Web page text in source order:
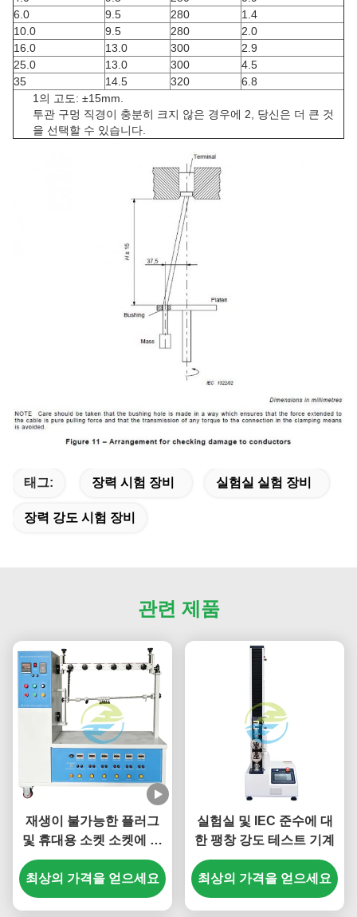
6.0
9.5 280
1.4
10.0
9.5 280
2.0
16.0
13.0 300
2.9
25.0
13.0 300
4.5
35
14.5 320
6.8
1의 고도: ±15mm.
투관 구멍 직경이 충분히 크지 않은 경우에 2, 당신은 더 큰 것
을 선택할 수 있습니다.
태그: 장력 시험 장비 실험실 실험 장비
장력 강도 시험 장비
관련 제품
재생이 불가능한 플러그
및 휴대용 소켓 소켓에 대
한 전력 케이블 굽기 테스
트 장치 IEC 60884-1 전력
케이블 굽기 피로 강도 테
최상의 가격을 얻으세요
실험실 및 IEC 준수에 대
한 팽창 강도 테스트 기계
최상의 가격을 얻으세요